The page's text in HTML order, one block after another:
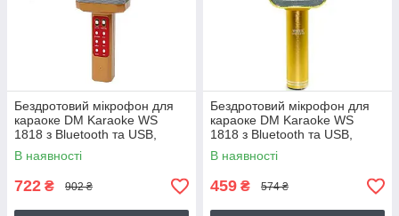
Бездротовий мікрофон для
караоке DM Karaoke WS
1818 з Bluetooth та USB,
золотий
В наявності
722 ₴ 902 ₴
Бездротовий мікрофон для
караоке DM Karaoke WS
1818 з Bluetooth та USB,
рожевий
В наявності
459 ₴ 574 ₴